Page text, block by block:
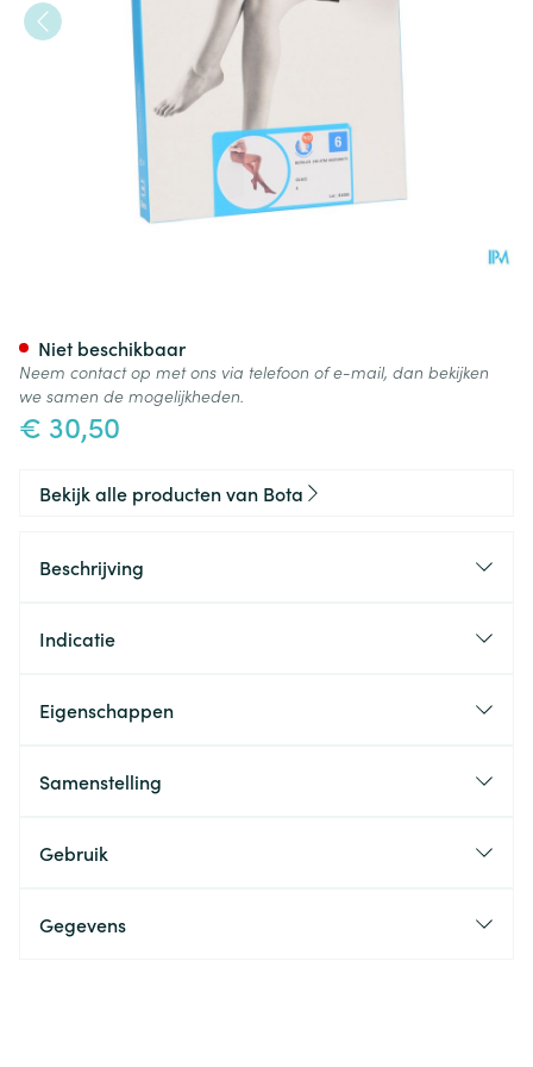
€ 30,50
Niet beschikbaar
Neem contact op met ons via telefoon of e-mail, dan bekijken
we samen de mogelijkheden.
Bekijk alle producten van Bota
Beschrijving
Indicatie
Eigenschappen
Samenstelling
Gebruik
Gegevens